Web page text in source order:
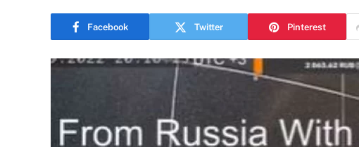
Facebook Twitter Pinterest